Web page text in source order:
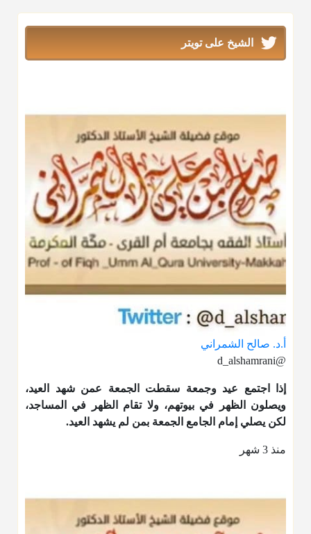
الشيخ على تويتر
أ.د. صالح الشمراني
@d_alshamrani
إذا اجتمع عيد وجمعة سقطت الجمعة عمن شهد العيد،
ويصلون الظهر في بيوتهم، ولا تقام الظهر في المساجد،
لكن يصلي إمام الجامع الجمعة بمن لم يشهد العيد.
منذ 3 شهر